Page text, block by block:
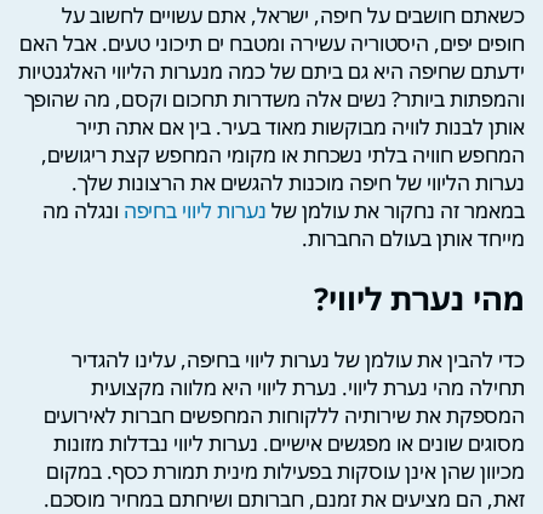
כשאתם חושבים על חיפה, ישראל, אתם עשויים לחשוב על
חופים יפים, היסטוריה עשירה ומטבח ים תיכוני טעים. אבל האם
ידעתם שחיפה היא גם ביתם של כמה מנערות הליווי האלגנטיות
והמפתות ביותר? נשים אלה משדרות תחכום וקסם, מה שהופך
אותן לבנות לוויה מבוקשות מאוד בעיר. בין אם אתה תייר
המחפש חוויה בלתי נשכחת או מקומי המחפש קצת ריגושים,
נערות הליווי של חיפה מוכנות להגשים את הרצונות שלך.
במאמר זה נחקור את עולמן של נערות ליווי בחיפה ונגלה מה
מייחד אותן בעולם החברות.
מהי נערת ליווי?
כדי להבין את עולמן של נערות ליווי בחיפה, עלינו להגדיר
תחילה מהי נערת ליווי. נערת ליווי היא מלווה מקצועית
המספקת את שירותיה ללקוחות המחפשים חברות לאירועים
מסוגים שונים או מפגשים אישיים. נערות ליווי נבדלות מזונות
מכיוון שהן אינן עוסקות בפעילות מינית תמורת כסף. במקום
זאת, הם מציעים את זמנם, חברותם ושיחתם במחיר מוסכם.